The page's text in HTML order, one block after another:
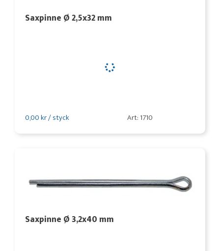
Saxpinne Ø 2,5x32 mm
0,00 kr / styck Art: 1710
Saxpinne Ø 3,2x40 mm